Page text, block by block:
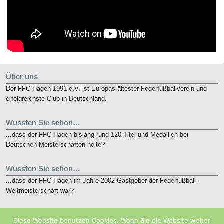
Über uns
Der FFC Hagen 1991 e.V. ist Europas ältester Federfußballverein und
erfolgreichste Club in Deutschland.
Wussten Sie schon…
...dass der FFC Hagen bislang rund 120 Titel und Medaillen bei
Deutschen Meisterschaften holte?
Wussten Sie schon…
...dass der FFC Hagen im Jahre 2002 Gastgeber der Federfußball-
Weltmeisterschaft war?
Diese Website benutzen Cookies. Wenn Sie die Website weiter